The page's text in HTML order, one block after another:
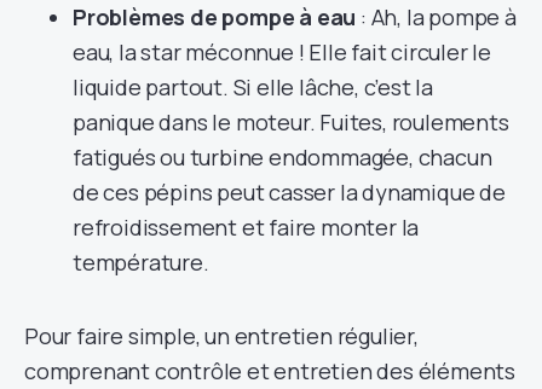
Problèmes de pompe à eau : Ah, la pompe à
eau, la star méconnue ! Elle fait circuler le
liquide partout. Si elle lâche, c’est la
panique dans le moteur. Fuites, roulements
fatigués ou turbine endommagée, chacun
de ces pépins peut casser la dynamique de
refroidissement et faire monter la
température.
Pour faire simple, un entretien régulier,
comprenant contrôle et entretien des éléments